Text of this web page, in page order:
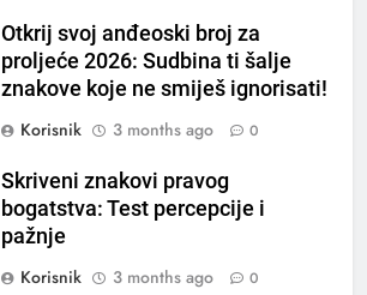
Otkrij svoj anđeoski broj za
proljeće 2026: Sudbina ti šalje
znakove koje ne smiješ ignorisati!
Korisnik
3 months ago 0
Skriveni znakovi pravog
bogatstva: Test percepcije i
pažnje
Korisnik
3 months ago 0
Tračevi su njihova glavna
preokupacija: Ljudi rođeni u ova
OSTALO
Piće od smreke – prirodni
napitak koji se često spominje
kod šećerne bolesti
OSTALO